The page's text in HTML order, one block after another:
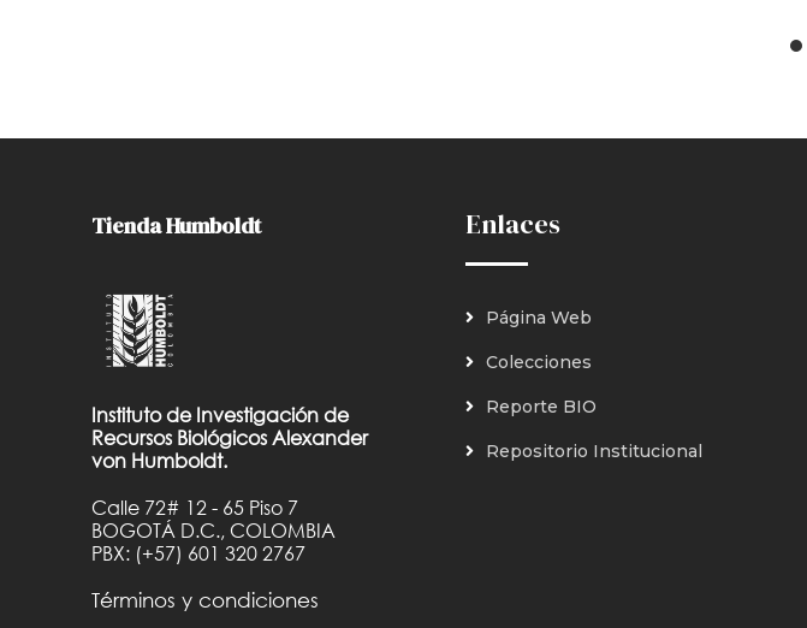
Tienda Humboldt
Instituto de Investigación de
Recursos Biológicos Alexander
von Humboldt.
Calle 72# 12 - 65 Piso 7
BOGOTÁ D.C., COLOMBIA
PBX: (+57) 601 320 2767
Términos y condiciones
Enlaces
Página Web
Colecciones
Reporte BIO
Repositorio Institucional